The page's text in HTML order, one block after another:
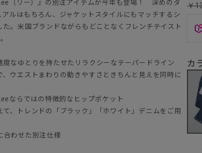
ルはもちろん、ジャケットスタイルにもマッチするシ
。米国ブランドながらもどことなくフレンチテイスト
度なゆとりを持たせたリラクシーなテーパードライン
、ウエストまわりの動きやすさときちんと見えを同時に
ならではの特徴的なヒップポケット
て、トレンドの「ブラック」「ホワイト」デニムをご用
合わせた別注仕様
￥
カ